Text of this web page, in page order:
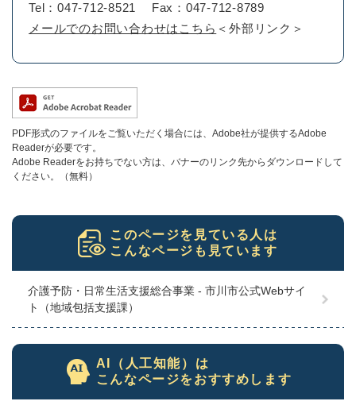
Tel：047-712-8521
Fax：047-712-8789
メールでのお問い合わせはこちら ＜外部リンク＞
PDF形式のファイルをご覧いただく場合には、Adobe社が提供するAdobe
Readerが必要です。
Adobe Readerをお持ちでない方は、バナーのリンク先からダウンロードして
ください。（無料）
このページを見ている人は
こんなページも見ています
介護予防・日常生活支援総合事業 - 市川市公式Webサイ
ト（地域包括支援課）
AI（人工知能）は
こんなページをおすすめします